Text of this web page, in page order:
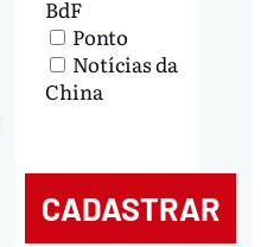
BdF
Ponto
Notícias da
China